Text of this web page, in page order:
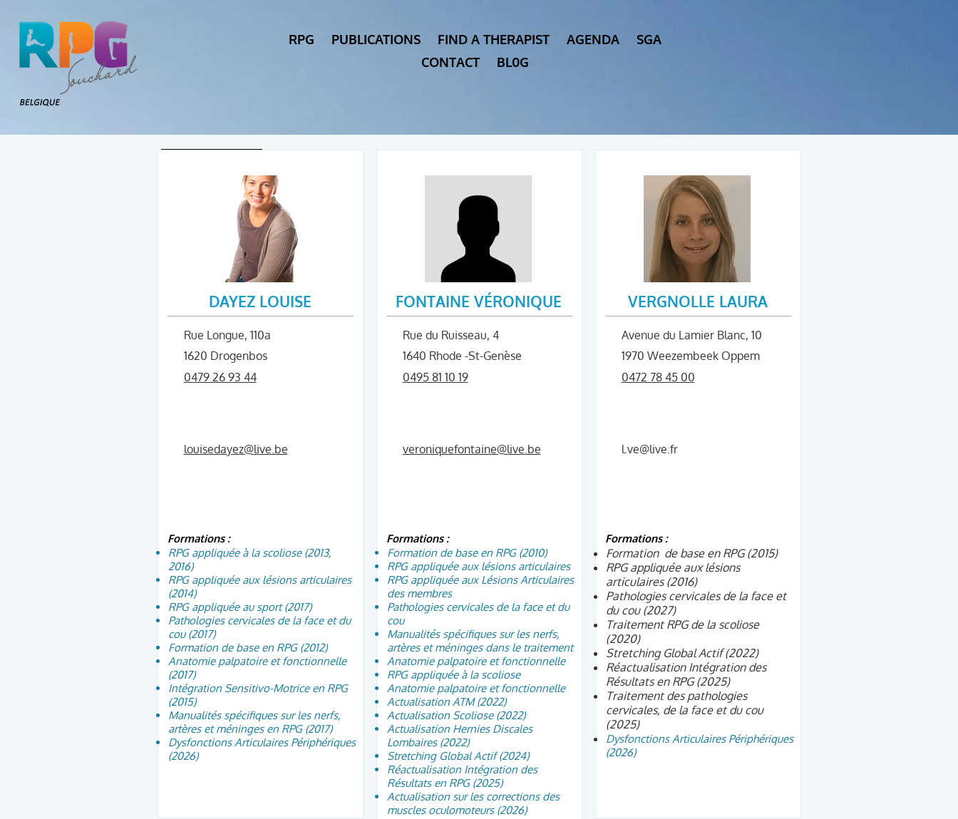
RPG PUBLICATIONS FIND A THERAPIST AGENDA
SGA
CONTACT
BL0G
DAYEZ LOUISE
Rue Longue, 110a
1620 Drogenbos
0479 26 93 44
louisedayez@live.be
Formations :
RPG appliquée à la scoliose (2013,
2016)
RPG appliquée aux lésions articulaires
(2014)
RPG appliquée au sport (2017)
Pathologies cervicales de la face et du
cou (2017)
Formation de base en RPG (2012)
Anatomie palpatoire et fonctionnelle
(2017)
Intégration Sensitivo-Motrice en RPG
(2015)
Manualités spécifiques sur les nerfs,
artères et méninges en RPG (2017)
Dysfonctions Articulaires Périphériques
(2026)
FONTAINE VÉRONIQUE
Rue du Ruisseau, 4
1640 Rhode -St-Genèse
0495 81 10 19
veroniquefontaine@live.be
Formations :
Formation de base en RPG (2010)
RPG appliquée aux lésions articulaires
RPG appliquée aux Lésions Articulaires
des membres
Pathologies cervicales de la face et du
cou
Manualités spécifiques sur les nerfs,
artères et méninges dans le traitement
Anatomie palpatoire et fonctionnelle
RPG appliquée à la scoliose
Anatomie palpatoire et fonctionnelle
Actualisation ATM (2022)
Actualisation Scoliose (2022)
Actualisation Hernies Discales
Lombaires (2022)
Stretching Global Actif (2024)
Réactualisation Intégration des
Résultats en RPG (2025)
Actualisation sur les corrections des
muscles oculomoteurs (2026)
VERGNOLLE LAURA
Avenue du Lamier Blanc, 10
1970 Weezembeek Oppem
0472 78 45 00
l.ve@live.fr
Formations :
Formation de base en RPG (2015)
RPG appliquée aux lésions
articulaires (2016)
Pathologies cervicales de la face et
du cou (2027)
Traitement RPG de la scoliose
(2020)
Stretching Global Actif (2022)
Réactualisation Intégration des
Résultats en RPG (2025)
Traitement des pathologies
cervicales, de la face et du cou
(2025)
Dysfonctions Articulaires Périphériques
(2026)